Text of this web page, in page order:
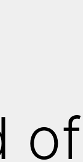
of